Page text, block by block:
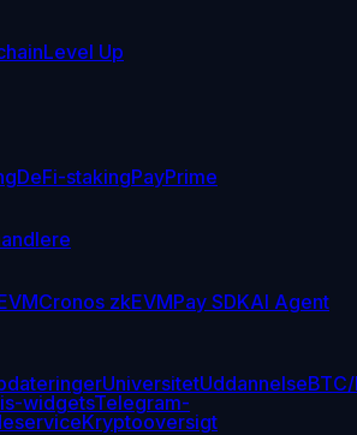
Level Up
DeFi-stakingPayPrime
Cronos zkEVMPay SDKAI Agent
UniversitetUddannelse
widgetsTelegram-
Kryptooversigt